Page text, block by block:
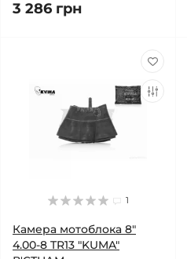
3 286 грн
1
Камера мотоблока 8"
4.00-8 TR13 "KUMA"